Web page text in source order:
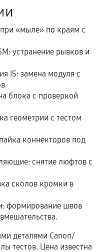
комплектующие
оформление
сроки и
отдельно и
попадание влаги,
«мыле» по краям с
устранение рывков и
IS: замена модуля с
блока с проверкой
геометрии с тестом
коннекторов под
снятие люфтов с
сколов кромки в
формирование швов
деталями Canon/
тестов. Цена известна